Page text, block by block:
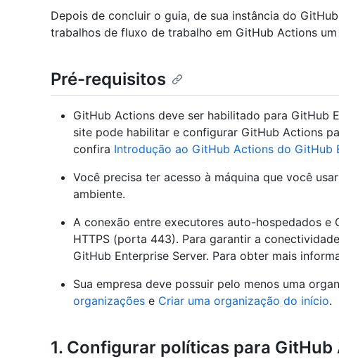
Depois de concluir o guia, de sua instância do
trabalhos de fluxo de trabalho em GitHub Actions
Pré-requisitos
GitHub Actions deve ser habilitado para GitHub
site pode habilitar e configurar GitHub Actions
confira Introdução ao GitHub Actions do GitHub
Você precisa ter acesso à máquina que você
ambiente.
A conexão entre executores auto-hospedados
HTTPS (porta 443). Para garantir a
GitHub Enterprise Server. Para obter mais
Sua empresa deve possuir pelo menos uma
organizações e Criar uma organização do início.
1. Configurar políticas para GitHub